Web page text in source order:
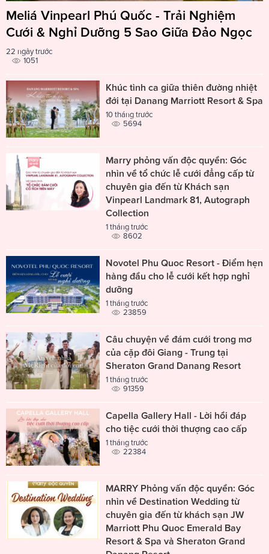
Meliá Vinpearl Phú Quốc - Trải Nghiệm
Cưới & Nghỉ Dưỡng 5 Sao Giữa Đảo Ngọc
22 ngày trước
1051
Khúc tình ca giữa thiên đường nhiệt
đới tại Danang Marriott Resort & Spa
10 tháng trước
5694
Marry phỏng vấn độc quyền: Góc
nhìn về tổ chức lễ cưới đẳng cấp từ
chuyên gia đến từ Khách sạn
Vinpearl Landmark 81, Autograph
Collection
1 tháng trước
8602
Novotel Phu Quoc Resort - Điểm hẹn
hàng đầu cho lễ cưới kết hợp nghỉ
dưỡng
1 tháng trước
23859
Câu chuyện về đám cưới trong mơ
của cặp đôi Giang - Trung tại
Sheraton Grand Danang Resort
1 tháng trước
91359
Capella Gallery Hall - Lời hồi đáp
cho tiệc cưới thời thượng cao cấp
1 tháng trước
22384
MARRY Phỏng vấn độc quyền: Góc
nhìn về Destination Wedding từ
chuyên gia đến từ khách sạn JW
Marriott Phu Quoc Emerald Bay
Resort & Spa và Sheraton Grand